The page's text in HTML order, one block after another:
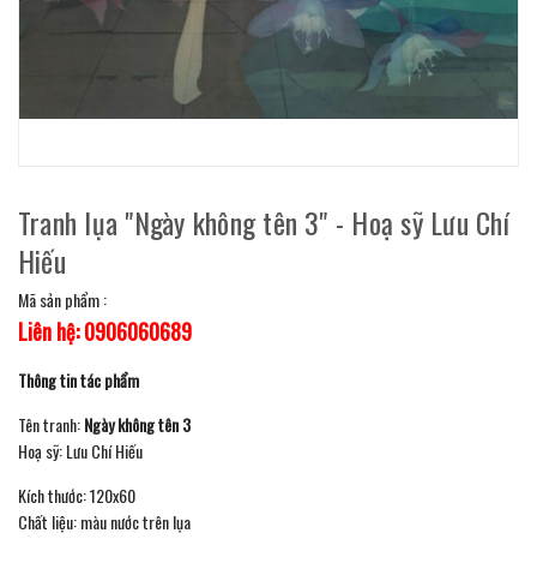
Tranh lụa "Ngày không tên 3" - Hoạ sỹ Lưu Chí
Hiếu
Mã sản phẩm :
Liên hệ: 0906060689
Thông tin tác phẩm
Tên tranh:Ngày không tên 3
Hoạ sỹ: Lưu Chí Hiếu
Kích thước: 120x60
Chất liệu: màu nước trên lụa